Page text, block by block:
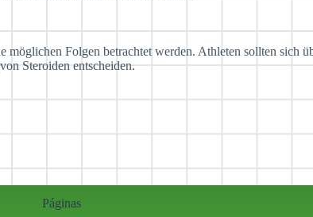
Folgen betrachtet werden. Athleten sollten sich
Steroiden entscheiden.
Páginas